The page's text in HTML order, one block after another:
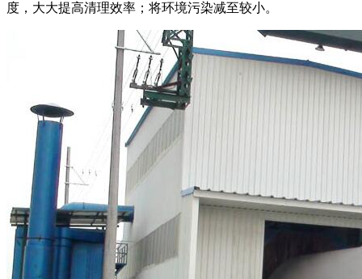
度，大大提高清理效率；将环境污染减至较小。